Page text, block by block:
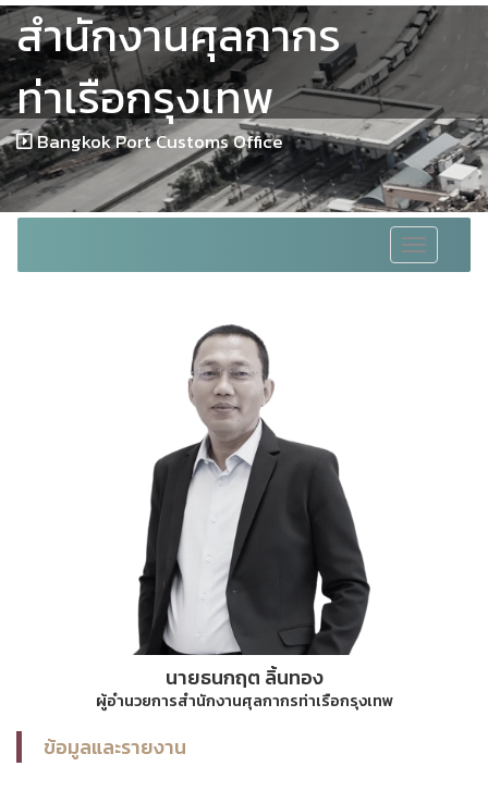
สำนักงานศุลกากร
ท่าเรือกรุงเทพ
Bangkok Port Customs Office
Toggle
navigation
นายธนกฤต ลิ้นทอง
ผู้อำนวยการสำนักงานศุลกากรท่าเรือกรุงเทพ
ข้อมูลและรายงาน